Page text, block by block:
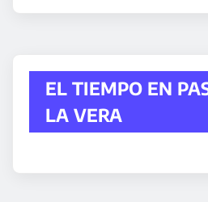
EL TIEMPO EN
LA VERA